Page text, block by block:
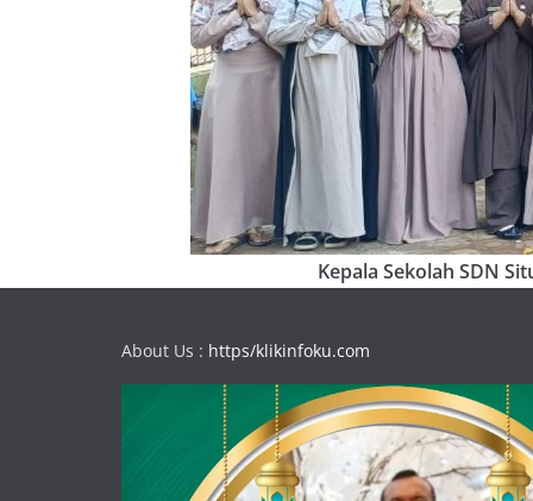
Kepala Sekolah SDN
About Us : https/klikinfoku.com